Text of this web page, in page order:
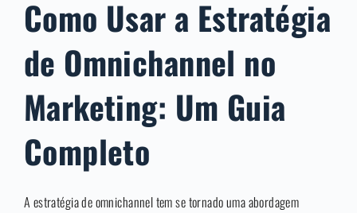
Como Usar a Estratégia
de Omnichannel no
Marketing: Um Guia
Completo
A estratégia de omnichannel tem se tornado uma abordagem